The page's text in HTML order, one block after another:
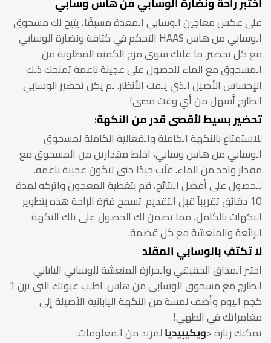
على عكس معاجين الوسابي المعدة مسبقًا، يتيح لك مسحوق
الوسابي من هاس HAAS التحكم في كثافة ونضارة الوسابي
مع كل تحضير. ما عليك سوى مزج الكمية المطلوبة من
المسحوق مع الماء للحصول على عجينة ناعمة تمنحك ذلك
الإحساس الأصيل الذي يلفت الأنظار. لم يكن تحضير الوسابي
الطازج أسهل من أي وقت مضى!
تحضير بسيط لأقصى قدر من النكهة:
للاستمتاع بالنكهة الكاملة والفعالية الكاملة لمسحوق
الوسابي من هاس وسابي، اخلط مقدارين من المسحوق مع
مقدار واحد من الماء. قلّب جيدًا حتى تتكون عجينة ناعمة.
للحصول على أفضل النتائج، قم بتغطية المعجون واتركه لمدة
10 دقائق تقريباً قبل التقديم. تسمح فترة الراحة هذه بتطوير
النكهات بالكامل، مما يضمن لك الحصول على تلك النكهة
الرائعة والمنعشة مع كل قضمة.
لا تكتفِ بالوسابي المقلد
اختبر المذاق الحقيقي والحرارة المنعشة للوسابي الياباني
الطازج مع مسحوق الوسابي من هاس. اطلب عبوتك التي تزن 1
كجم اليوم وأضف لمسة من النكهة اليابانية الأصيلة إلى
مغامراتك في الطهي!
يمكنك زيارة <ويكيبيديالمزيد من المعلومات.